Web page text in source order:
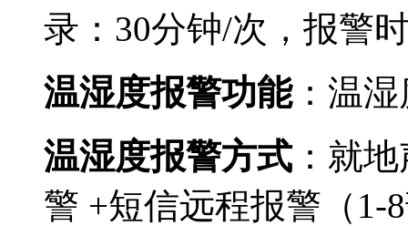
录：30分钟/次，报警
温湿度报警功能：温
温湿度报警方式：就
警 +短信远程报警（1-